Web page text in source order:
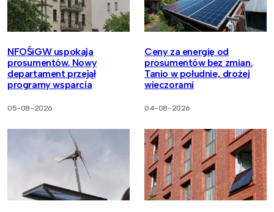
NFOŚiGW uspokaja
prosumentów. Nowy
departament przejął
programy wsparcia
05-08-2026
Ceny za energię od
prosumentów bez zmian.
Tanio w południe, drożej
wieczorami
04-08-2026